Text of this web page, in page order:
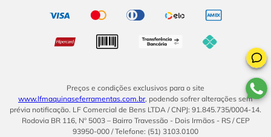
Preços e condições exclusivos para o site
www.lfmaquinaseferramentas.com.br, podendo sofrer alterações sem
prévia notificação. LF Comercial de Bens LTDA / CNPJ: 91.845.735/0004-14.
Rodovia BR 116, Nº 5003 – Bairro Travessão - Dois Irmãos - RS / CEP
93950-000 / Telefone: (51) 3103.0100